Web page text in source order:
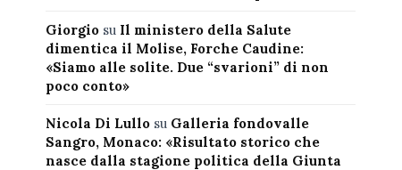
Giorgiosu Il ministero della Salute
dimentica il Molise, Forche Caudine:
«Siamo alle solite. Due “svarioni” di non
poco conto»
Nicola Di Lullosu Galleria fondovalle
Sangro, Monaco: «Risultato storico che
nasce dalla stagione politica della Giunta